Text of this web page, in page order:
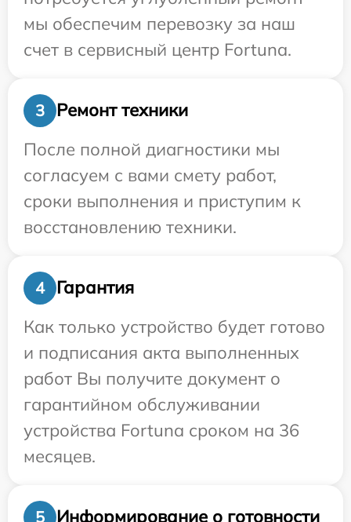
мы обеспечим перевозку за наш
счет в сервисный центр Fortuna.
3
Ремонт техники
После полной диагностики мы
согласуем с вами смету работ,
сроки выполнения и приступим к
восстановлению техники.
4
Гарантия
Как только устройство будет готово
и подписания акта выполненных
работ Вы получите документ о
гарантийном обслуживании
устройства Fortuna сроком на 36
месяцев.
5
Информирование о готовности